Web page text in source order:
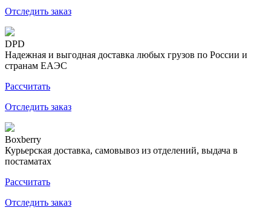
Отследить заказ
DPD
Надежная и выгодная доставка любых грузов по России и
странам ЕАЭС
Рассчитать
Отследить заказ
Boxberry
Курьерская доставка, самовывоз из отделений, выдача в
постаматах
Рассчитать
Отследить заказ